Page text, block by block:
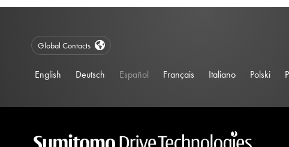
Global Contacts
English Deutsch Español Français Italiano Polski